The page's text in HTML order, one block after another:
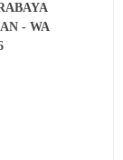
- WA